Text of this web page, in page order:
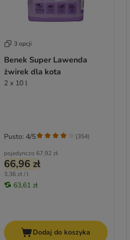
3 opcji
Benek Super Lawenda
żwirek dla kota
2 x 10 l
pojedynczo 67,92 zł
66,96 zł
3,36 zł / l
63,61 zł
Pusto: 4/5 (354)
Dodaj do koszyka